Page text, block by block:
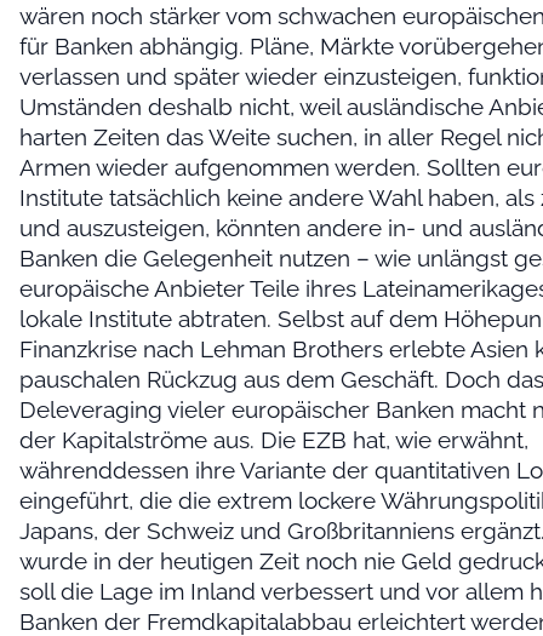
wären noch stärker vom schwachen
für Banken abhängig. Pläne, Märkte
verlassen und später wieder einzusteigen,
Umständen deshalb nicht, weil ausländische
harten Zeiten das Weite suchen, in aller Regel
Armen wieder aufgenommen werden. Sollten
Institute tatsächlich keine andere Wahl haben, als
und auszusteigen, könnten andere in- und
Banken die Gelegenheit nutzen – wie unlängst
europäische Anbieter Teile ihres
lokale Institute abtraten. Selbst auf dem
Finanzkrise nach Lehman Brothers erlebte Asien
pauschalen Rückzug aus dem Geschäft. Doch das
Deleveraging vieler europäischer Banken macht
der Kapitalströme aus. Die EZB hat, wie erwähnt,
währenddessen ihre Variante der quantitativen
eingeführt, die die extrem lockere
Japans, der Schweiz und Großbritanniens
wurde in der heutigen Zeit noch nie Geld
soll die Lage im Inland verbessert und vor allem
Banken der Fremdkapitalabbau erleichtert